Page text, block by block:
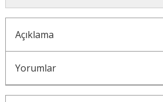
Açıklama
Yorumlar